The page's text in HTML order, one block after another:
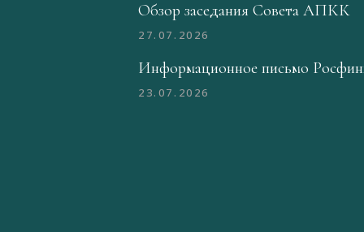
Обзор заседания Совета АПКК
27.07.2026
Информационное письмо
23.07.2026